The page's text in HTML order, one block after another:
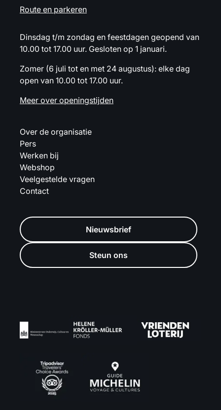
Route en parkeren
Dinsdag t/m zondag en feestdagen geopend van
10.00 tot 17.00 uur. Gesloten op 1 januari.
Zomer (6 juli tot en met 24 augustus): elke dag
open van 10.00 tot 17.00 uur.
Meer over openingstijden
Over de organisatie
Pers
Werken bij
Webshop
Veelgestelde vragen
Contact
Nieuwsbrief
Steun ons